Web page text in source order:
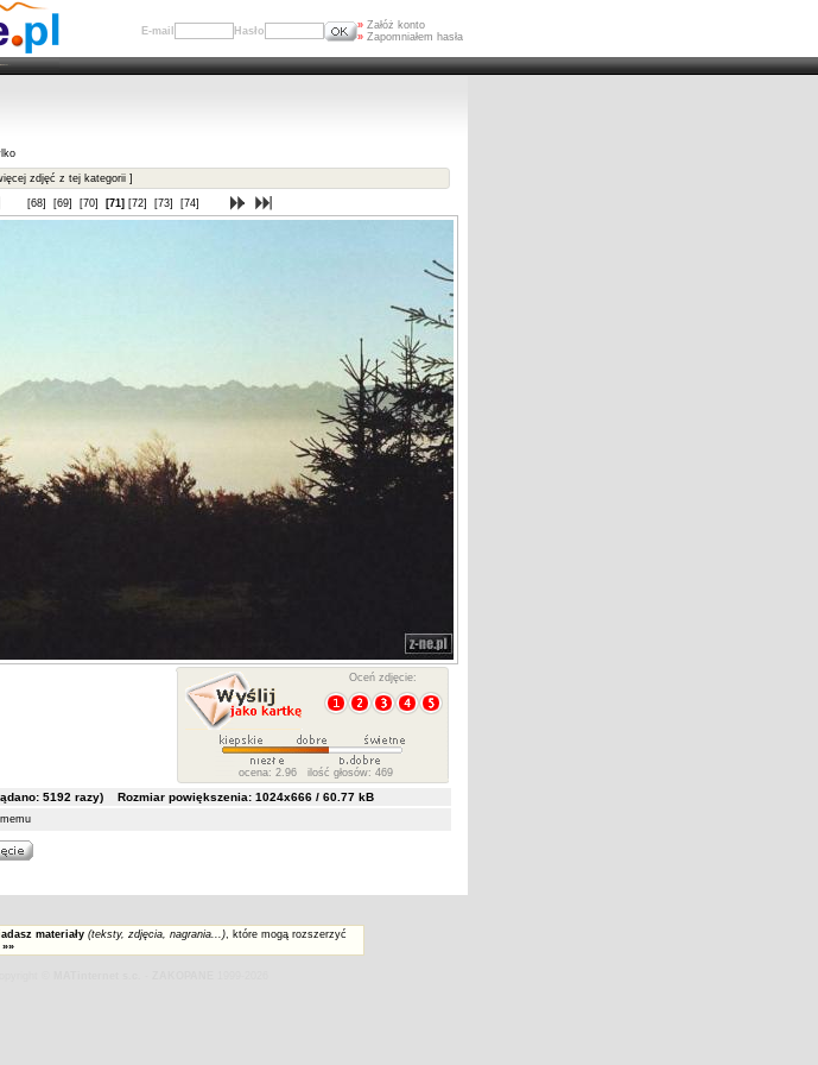
E-mail Hasło » Załóż konto
» Zapomniałem hasła
zdjęć z tej kategorii ]
[68] [69] [70] [71] [72] [73] [74]
Oceń zdjęcie:
ocena: 2.96 ilość głosów: 469
5192 razy) Rozmiar powiększenia: 1024x666 / 60.77 kB
materiały (teksty, zdjęcia, nagrania...), które mogą rozszerzyć